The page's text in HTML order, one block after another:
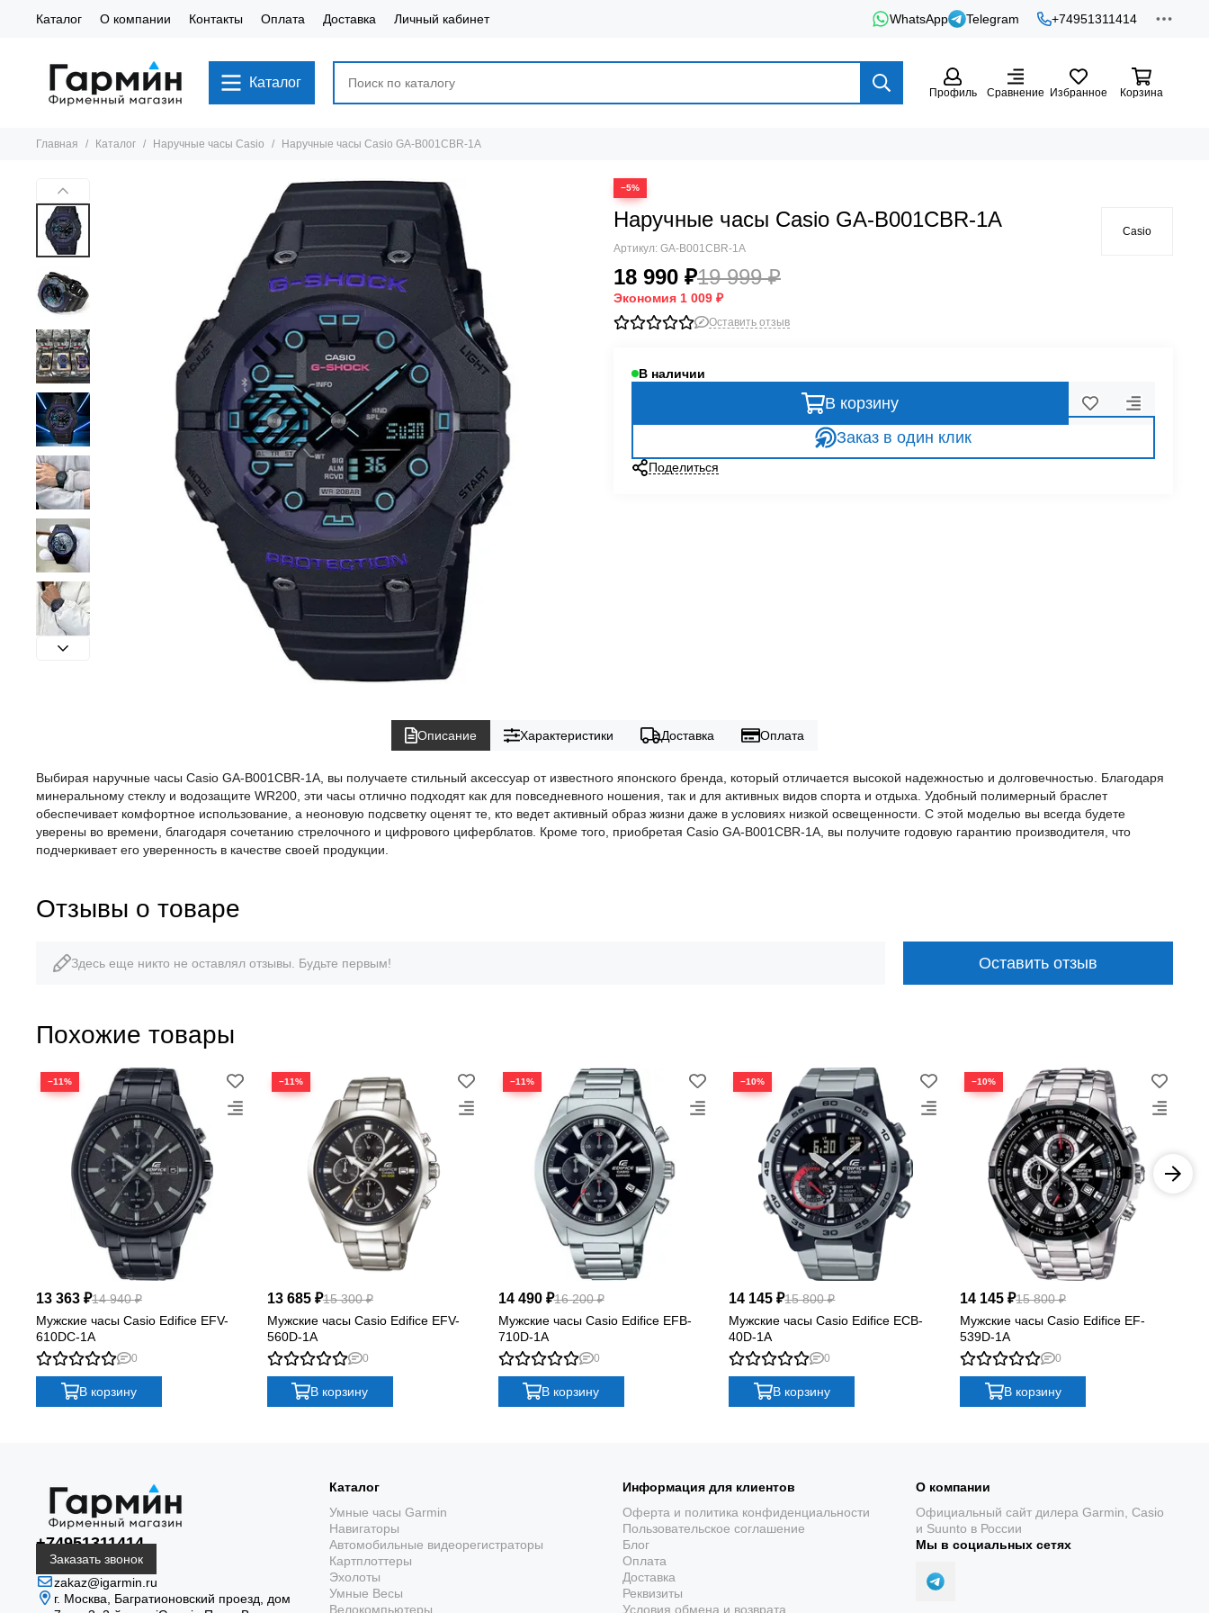
Каталог О компании Контакты Оплата Доставка Личный кабинет WhatsApp Telegram +74951311414
Каталог
Профиль Сравнение Избранное Корзина
Главная Каталог Наручные часы Casio Наручные часы Casio GA-B001CBR-1A
−5%
Наручные часы Casio GA-B001CBR-1A
Артикул: GA-B001CBR-1A
18 990 ₽19 999 ₽
Экономия 1 009 ₽
Casio
Оставить отзыв
В наличии
В корзину
Заказ в один клик
Поделиться
Описание Характеристики Доставка Оплата
Выбирая наручные часы Casio GA-B001CBR-1A, вы получаете стильный аксессуар от известного японского бренда, который отличается высокой надежностью и долговечностью. Благодаря
минеральному стеклу и водозащите WR200, эти часы отлично подходят как для повседневного ношения, так и для активных видов спорта и отдыха. Удобный полимерный браслет
обеспечивает комфортное использование, а неоновую подсветку оценят те, кто ведет активный образ жизни даже в условиях низкой освещенности. С этой моделью вы всегда будете
уверены во времени, благодаря сочетанию стрелочного и цифрового циферблатов. Кроме того, приобретая Casio GA-B001CBR-1A, вы получите годовую гарантию производителя, что
подчеркивает его уверенность в качестве своей продукции.
Отзывы о товаре
Здесь еще никто не оставлял отзывы. Будьте первым! Оставить отзыв
Похожие товары
−11%
13 363 ₽14 940 ₽
Мужские часы Casio Edifice EFV-
610DC-1A
0
В корзину
−11%
13 685 ₽15 300 ₽
Мужские часы Casio Edifice EFV-
560D-1A
0
В корзину
−11%
14 490 ₽16 200 ₽
Мужские часы Casio Edifice EFB-
710D-1A
0
В корзину
−10%
14 145 ₽15 800 ₽
Мужские часы Casio Edifice ECB-
40D-1A
0
В корзину
−10%
14 145 ₽15 800 ₽
Мужские часы Casio Edifice EF-
539D-1A
0
В корзину
+74951311414
Заказать звонок
zakaz@igarmin.ru
г. Москва, Багратионовский проезд, дом
Каталог
Умные часы Garmin
Навигаторы
Автомобильные видеорегистраторы
Картплоттеры
Эхолоты
Умные Весы
Велокомпьютеры
Информация для клиентов
Оферта и политика конфиденциальности
Пользовательское соглашение
Блог
Оплата
Доставка
Реквизиты
Условия обмена и возврата
О компании
Официальный сайт дилера Garmin, Casio
и Suunto в России
Мы в социальных сетях